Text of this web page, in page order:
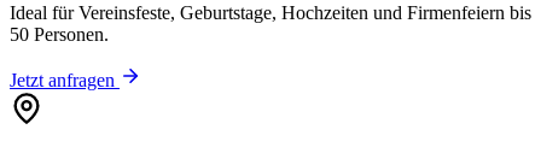
Ideal für Vereinsfeste, Geburtstage, Hochzeiten und Firmenfeiern bis
50 Personen.
Jetzt anfragen